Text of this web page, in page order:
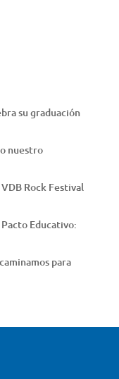
su graduación
nuestro
Rock Festival
Educativo:
para